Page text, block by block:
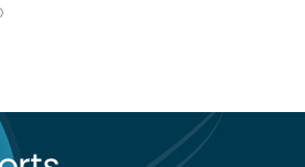
ein kurzfristiges Schlafdefizit:
in einer aktuellen Metastudie
beteiligten Gehirnregionen